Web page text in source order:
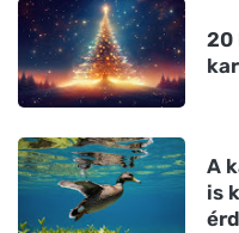
20
A
is